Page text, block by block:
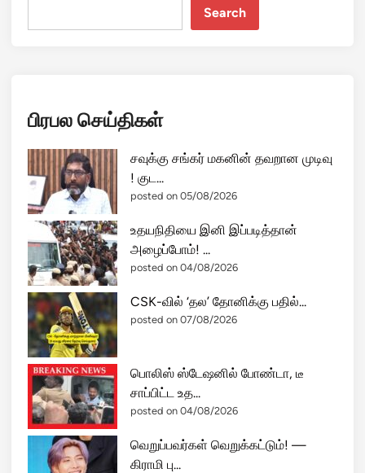
Search
பிரபல செய்திகள்
சவுக்கு சங்கர் மகனின் தவறான முடிவு
! குட...
posted on 05/08/2026
உதயநிதியை இனி இப்படித்தான்
அழைப்போம்! ...
posted on 04/08/2026
CSK-வில் ‘தல’ தோனிக்கு பதில்...
posted on 07/08/2026
பொலிஸ் ஸ்டேஷனில் போண்டா, டீ
சாப்பிட்ட உத...
posted on 04/08/2026
வெறுப்பவர்கள் வெறுக்கட்டும்! —
கிராமி பு...